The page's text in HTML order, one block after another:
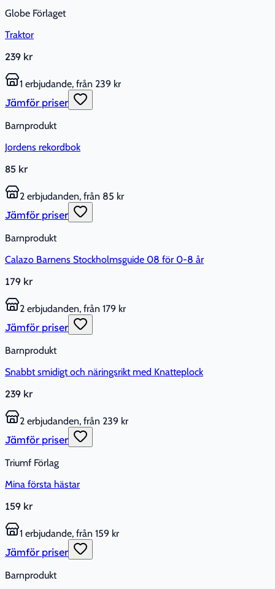
Globe Förlaget
Traktor
239 kr
1 erbjudande, från 239 kr
Jämför priser
Barnprodukt
Jordens rekordbok
85 kr
2 erbjudanden, från 85 kr
Jämför priser
Barnprodukt
Calazo Barnens Stockholmsguide 08 för 0-8 år
179 kr
2 erbjudanden, från 179 kr
Jämför priser
Barnprodukt
Snabbt smidigt och näringsrikt med Knatteplock
239 kr
2 erbjudanden, från 239 kr
Jämför priser
Triumf Förlag
Mina första hästar
159 kr
1 erbjudande, från 159 kr
Jämför priser
Barnprodukt